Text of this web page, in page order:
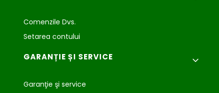
Comenzile Dvs.
Setarea contului
GARANȚIE ȘI SERVICE
Garanţie şi service